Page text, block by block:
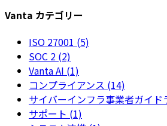
Vanta カテゴリー
ISO 27001 (5)
SOC 2 (2)
Vanta AI (1)
コンプライアンス (14)
サイバーインフラ事業者ガイド
サポート (1)